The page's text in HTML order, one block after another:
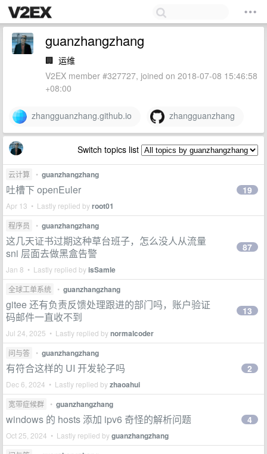
guanzhangzhang
🏢 运维
V2EX member #327727, joined on 2018-07-08 15:46:58
+08:00
zhangguanzhang.github.io zhangguanzhang
Switch topics list
云计算 • guanzhangzhang
吐槽下 openEuler
Apr 13 • Lastly replied byroot01
19
程序员 • guanzhangzhang
这几天证书过期这种草台班子，怎么没人从流量
sni 层面去做黑盒告警
Jan 8 • Lastly replied byisSamle
87
全球工单系统 • guanzhangzhang
gitee 还有负责反馈处理跟进的部门吗，账户验证
码邮件一直收不到
Jul 24, 2025 • Lastly replied bynormalcoder
13
问与答 • guanzhangzhang
有符合这样的 UI 开发轮子吗
Dec 6, 2024 • Lastly replied byzhaoahui
2
宽带症候群 • guanzhangzhang
windows 的 hosts 添加 ipv6 奇怪的解析问题
Oct 25, 2024 • Lastly replied byguanzhangzhang
4